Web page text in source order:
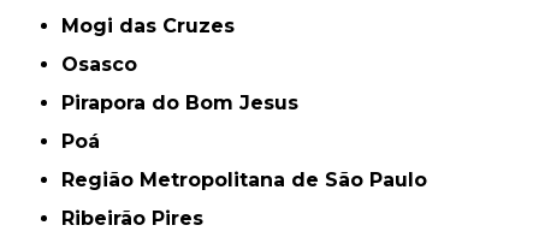
Mogi das Cruzes
Osasco
Pirapora do Bom Jesus
Poá
Região Metropolitana de São Paulo
Ribeirão Pires